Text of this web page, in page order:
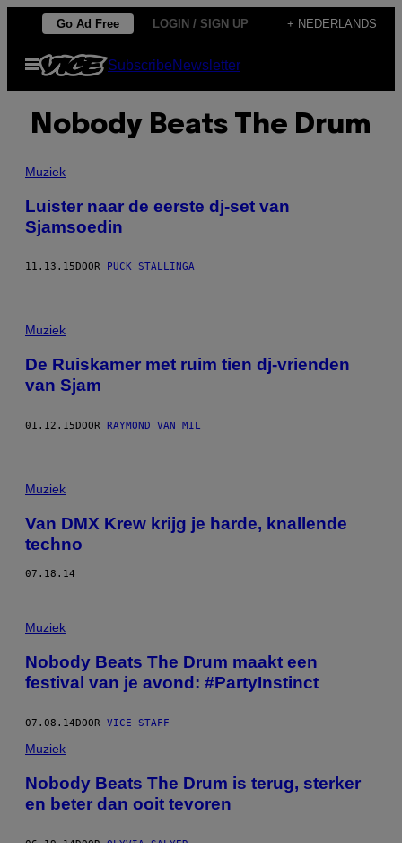
de
Go Ad Free LOGIN / SIGN UP + NEDERLANDS
Open
menu
SubscribeNewsletter
Nobody Beats The Drum
Muziek
Luister naar de eerste dj-set van
Sjamsoedin
11.13.15 DOOR PUCK STALLINGA
Muziek
De Ruiskamer met ruim tien dj-vrienden
van Sjam
01.12.15DOOR RAYMOND VAN MIL
Muziek
Van DMX Krew krijg je harde, knallende
techno
07.18.14
Muziek
Nobody Beats The Drum maakt een
festival van je avond: #PartyInstinct
07.08.14DOOR VICE STAFF
Muziek
Nobody Beats The Drum is terug, sterker
en beter dan ooit tevoren